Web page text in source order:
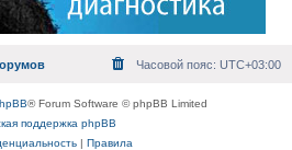
Часовой пояс: UTC+03:00
® Forum Software © phpBB Limited
поддержка phpBB
| Правила